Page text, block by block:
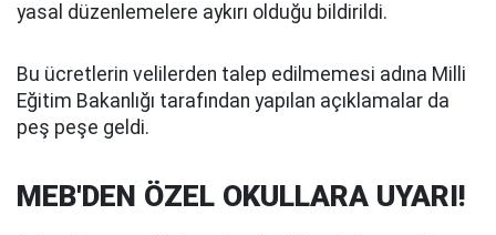
yasal düzenlemelere aykırı olduğu bildirildi.
Bu ücretlerin velilerden talep edilmemesi adına Milli
Eğitim Bakanlığı tarafından yapılan açıklamalar da
peş peşe geldi.
MEB'DEN ÖZEL OKULLARA UYARI!